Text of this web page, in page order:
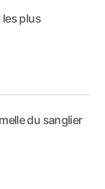
les plus
du sanglier